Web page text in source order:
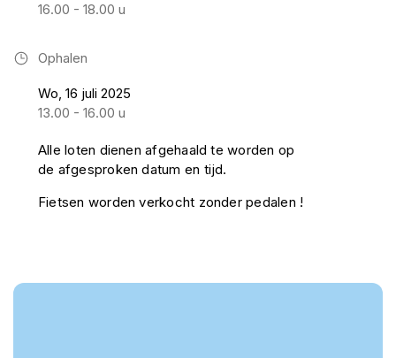
16.00 - 18.00 u
Ophalen
Wo, 16 juli 2025
13.00 - 16.00 u
Alle loten dienen afgehaald te worden op
de afgesproken datum en tijd.
Fietsen worden verkocht zonder pedalen !